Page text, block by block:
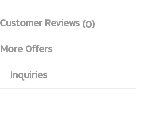
Customer Reviews (0)
More Offers
Inquiries